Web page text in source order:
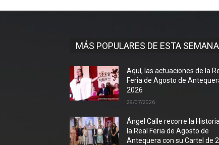
MÁS POPULARES DE ESTA SEMANA
Aquí, las actuaciones de la
Feria de Agosto de
2026
29/07/2026
Ángel Calle recorre la
la Real Feria de Agosto de
Antequera con su Cartel de